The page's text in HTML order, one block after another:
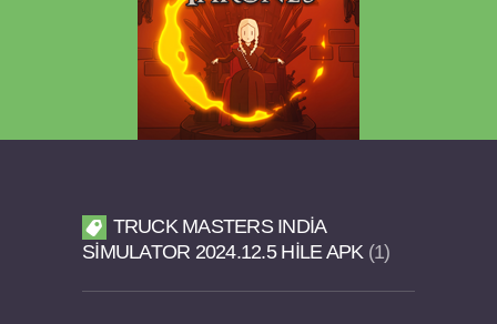
TRUCK MASTERS INDIA
SIMULATOR 2024.12.5 HILE APK 1